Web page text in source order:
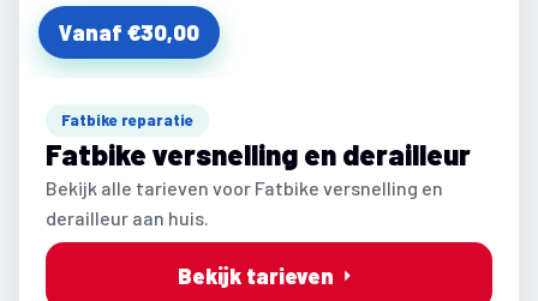
Vanaf €30,00
Fatbike reparatie
Fatbike versnelling en derailleur
Bekijk alle tarieven voor Fatbike versnelling en
derailleur aan huis.
Bekijk tarieven